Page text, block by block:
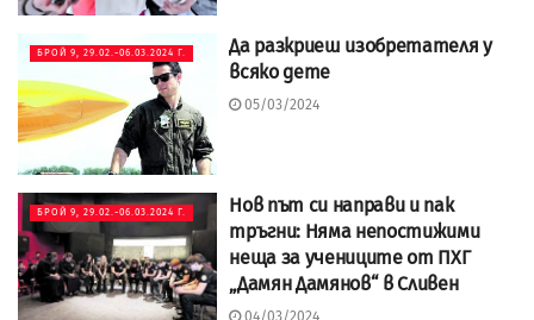
БРОЙ 9, 29.02.-06.03.2024 Г.
Да разкриеш изобретателя у
всяко дете
05/03/2024
БРОЙ 9, 29.02.-06.03.2024 Г.
Нов път си направи и пак
тръгни: Няма непостижими
неща за учениците от ПХГ
„Дамян Дамянов“ в Сливен
04/03/2024